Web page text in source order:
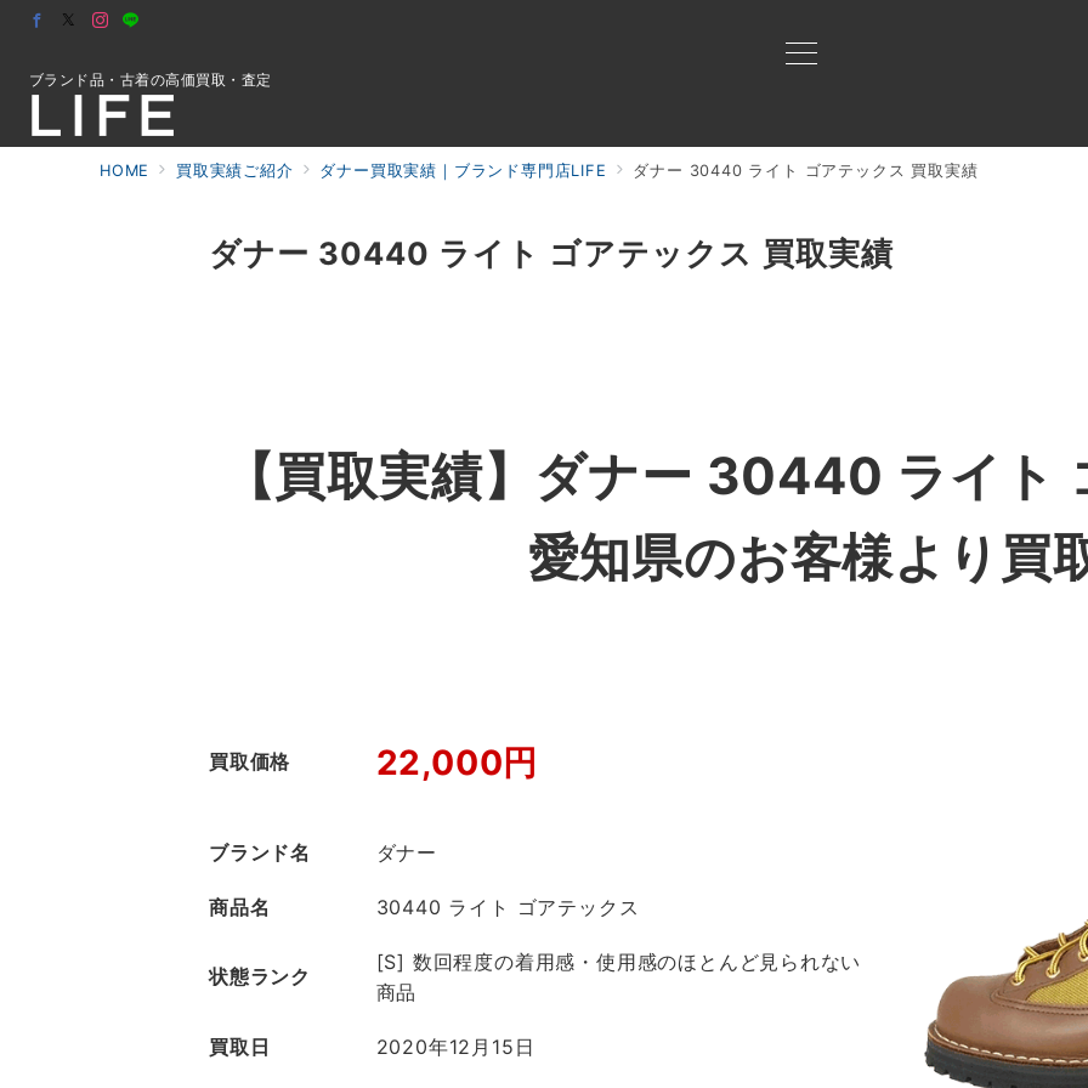
ブランド品・古着の高価買取・査定
HOME 買取実績ご紹介 ダナー買取実績｜ブランド専門店LIFE ダナー 30440 ライト ゴアテックス 買取実績
ダナー 30440 ライト ゴアテックス 買取実績
【買取実績】ダナー 30440 ライト
愛知県のお客様より買
買取価格 22,000円
ブランド名 ダナー
商品名 30440 ライト ゴアテックス
状態ランク
[S] 数回程度の着用感・使用感のほとんど見られない
商品
買取日 2020年12月15日